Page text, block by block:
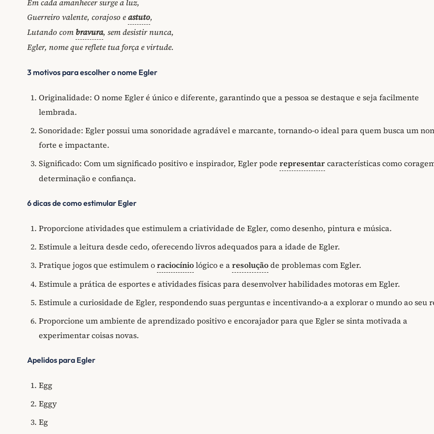
Em cada amanhecer surge a luz,
Guerreiro valente, corajoso eastuto,
Lutando com bravura, sem desistir nunca,
Egler, nome que reflete tua força e virtude.
3 motivos para escolher o nome Egler
Originalidade: O nome Egler é único e diferente, garantindo que a pessoa se destaque e seja facilmente
lembrada.
Sonoridade: Egler possui uma sonoridade agradável e marcante, tornando-o ideal para quem busca um
forte e impactante.
Significado: Com um significado positivo e inspirador, Egler pode representarcaracterísticas como
determinação e confiança.
6 dicas de como estimular Egler
Proporcione atividades que estimulem a criatividade de Egler, como desenho, pintura e música.
Estimule a leitura desde cedo, oferecendo livros adequados para a idade de Egler.
Pratique jogos que estimulem oraciocíniológico e aresoluçãode problemas com Egler.
Estimule a prática de esportes e atividades físicas para desenvolver habilidades motoras em Egler.
Estimule a curiosidade de Egler, respondendo suas perguntas e incentivando-a a explorar o mundo ao seu
Proporcione um ambiente de aprendizado positivo e encorajador para que Egler se sinta motivada a
experimentar coisas novas.
Apelidos para Egler
Egg
Eggy
Eg